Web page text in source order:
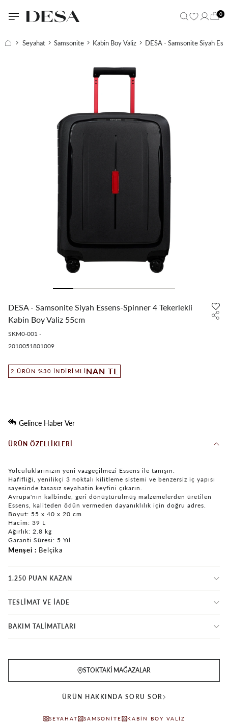
0
Seyahat Samsonite Kabin Boy Valiz
DESA - Samsonite Siyah Essens-Spinner 4 Tekerlekli
Kabin Boy Valiz 55cm
SKM0-001 -
2010051801009
2.ÜRÜN %30 İNDIRIMLINAN TL
Gelince Haber Ver
ÜRÜN ÖZELLIKLERI
Yolculuklarınızın yeni vazgeçilmezi Essens ile tanışın.
Hafifliği, yenilikçi 3 noktalı kilitleme sistemi ve benzersiz iç yapısı
sayesinde tasasız seyahatin keyfini çıkarın.
Avrupa'nın kalbinde, geri dönüştürülmüş malzemelerden üretilen
Essens, kaliteden ödün vermeden dayanıklılık için doğru adres.
Boyut: 55 x 40 x 20 cm
Hacim: 39 L
Ağırlık: 2.8 kg
Garanti Süresi: 5 Yıl
Menşei Belçika
1.250 PUAN KAZAN
TESLİMAT VE İADE
BAKIM TALİMATLARI
STOKTAKI MAĞAZALAR
ÜRÜN HAKKINDA SORU SOR
SEYAHAT SAMSONITE KABIN BOY VALIZ